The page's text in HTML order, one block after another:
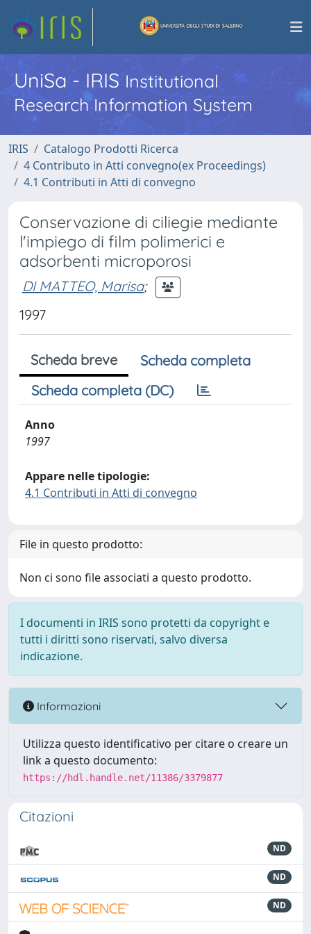
UniSa - IRISInstitutional
Research Information System
IRIS
Catalogo Prodotti Ricerca
4 Contributo in Atti convegno(ex Proceedings)
4.1 Contributi in Atti di convegno
Conservazione di ciliegie mediante
l'impiego di film polimerici e
adsorbenti microporosi
DI MATTEO, Marisa;
1997
Scheda breve
Scheda completa
Scheda completa (DC)
Anno
1997
Appare nelle tipologie:
4.1 Contributi in Atti di convegno
File in questo prodotto:
Non ci sono file associati a questo prodotto.
I documenti in IRIS sono protetti da copyright e
tutti i diritti sono riservati, salvo diversa
indicazione.
Informazioni
Utilizza questo identificativo per citare o creare un
link a questo documento:
https://hdl.handle.net/11386/3379877
Citazioni
ND
ND
ND